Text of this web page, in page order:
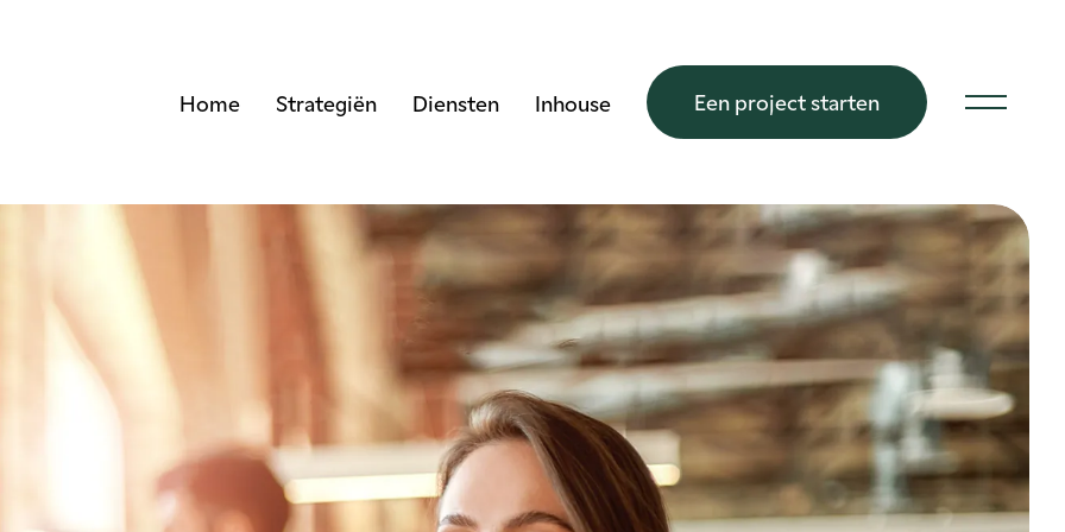
Home Strategiën Diensten Inhouse Een project starten